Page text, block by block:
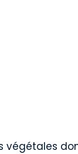
végétales